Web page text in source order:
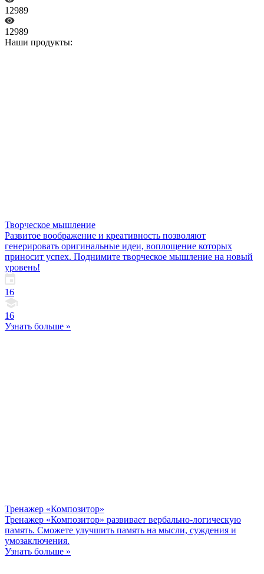
12989
12989
Наши продукты:
Творческое мышление
Развитое воображение и креативность позволяют
генерировать оригинальные идеи, воплощение которых
приносит успех. Поднимите творческое мышление на новый
уровень!
16
16
Узнать больше »
Тренажер «Композитор»
Тренажер «Композитор» развивает вербально-логическую
память. Сможете улучшить память на мысли, суждения и
умозаключения.
Узнать больше »